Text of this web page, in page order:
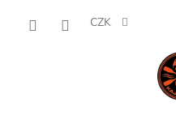
CZK